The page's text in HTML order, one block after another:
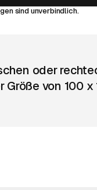
sind unverbindlich.
oder
von 100 x